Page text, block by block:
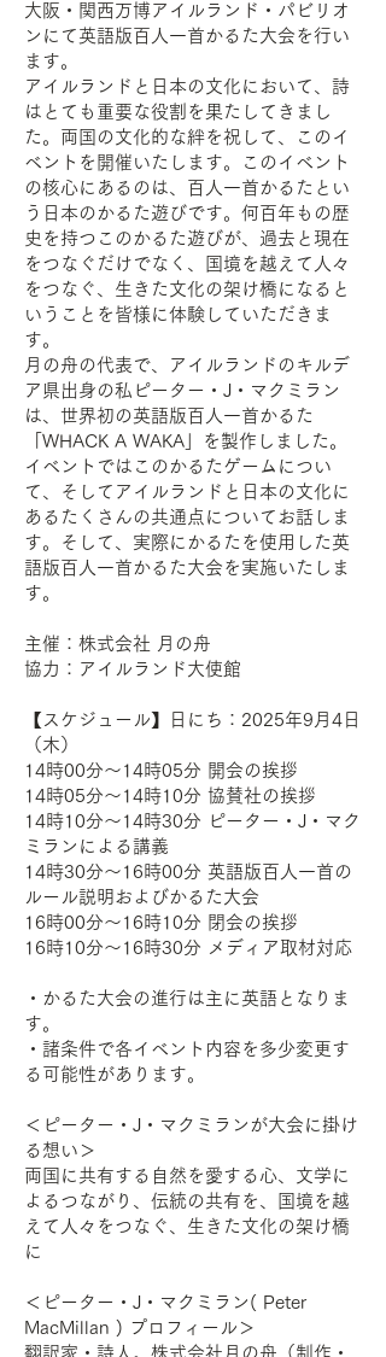
大阪・関西万博アイルランド・パビリオ
ンにて英語版百人一首かるた大会を行い
ます。
アイルランドと日本の文化において、詩
はとても重要な役割を果たしてきまし
た。両国の文化的な絆を祝して、このイ
ベントを開催いたします。このイベント
の核心にあるのは、百人一首かるたとい
う日本のかるた遊びです。何百年もの歴
史を持つこのかるた遊びが、過去と現在
をつなぐだけでなく、国境を越えて人々
をつなぐ、生きた文化の架け橋になると
いうことを皆様に体験していただきま
す。
月の舟の代表で、アイルランドのキルデ
ア県出身の私ピーター・J・マクミラン
は、世界初の英語版百人一首かるた
「WHACK A WAKA」を製作しました。
イベントではこのかるたゲームについ
て、そしてアイルランドと日本の文化に
あるたくさんの共通点についてお話しま
す。そして、実際にかるたを使用した英
語版百人一首かるた大会を実施いたしま
す。
主催：株式会社 月の舟
協力：アイルランド大使館
【スケジュール】日にち：2025年9月4日
（木）
14時00分～14時05分 開会の挨拶
14時05分～14時10分 協賛社の挨拶
14時10分～14時30分 ピーター・J・マク
ミランによる講義
14時30分～16時00分 英語版百人一首の
ルール説明およびかるた大会
16時00分〜16時10分 閉会の挨拶
16時10分～16時30分 メディア取材対応
・かるた大会の進行は主に英語となりま
す。
・諸条件で各イベント内容を多少変更す
る可能性があります。
＜ピーター・J・マクミランが大会に掛け
る想い＞
両国に共有する自然を愛する心、文学に
よるつながり、伝統の共有を、国境を越
えて人々をつなぐ、生きた文化の架け橋
に
＜ピーター・J・マクミラン( Peter
MacMillan ) プロフィール＞
翻訳家・詩人。株式会社月の舟（制作・